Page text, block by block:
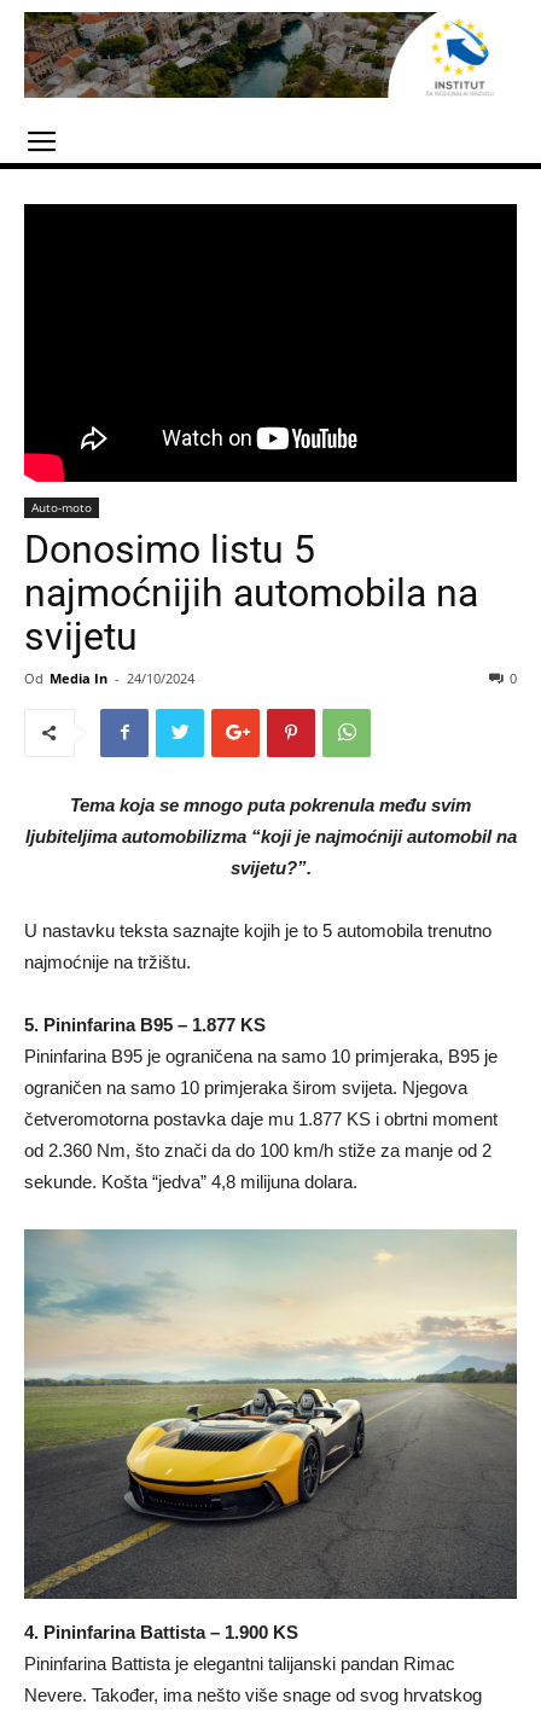
Auto-moto
Donosimo listu 5
najmoćnijih automobila na
svijetu
Od Media In - 24/10/2024 0
Tema koja se mnogo puta pokrenula među svim
ljubiteljima automobilizma “koji je najmoćniji automobil na
svijetu?”.
U nastavku teksta saznajte kojih je to 5 automobila trenutno
najmoćnije na tržištu.
5. Pininfarina B95 – 1.877 KS
Pininfarina B95 je ograničena na samo 10 primjeraka, B95 je
ograničen na samo 10 primjeraka širom svijeta. Njegova
četveromotorna postavka daje mu 1.877 KS i obrtni moment
od 2.360 Nm, što znači da do 100 km/h stiže za manje od 2
sekunde. Košta “jedva” 4,8 milijuna dolara.
4. Pininfarina Battista – 1.900 KS
Pininfarina Battista je elegantni talijanski pandan Rimac
Nevere. Također, ima nešto više snage od svog hrvatskog